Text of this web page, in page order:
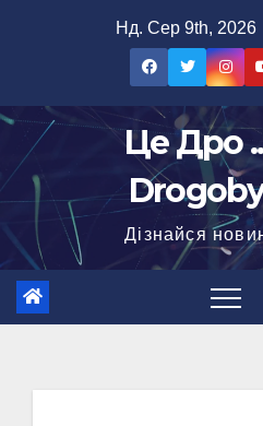
Нд. Сер 9th, 2026
Це Дро
Дізнайся